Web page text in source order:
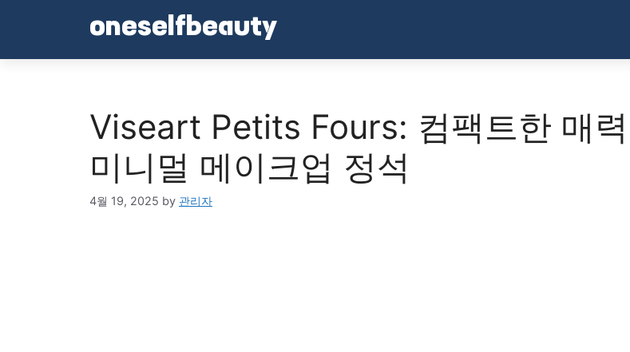
oneselfbeauty
Viseart Petits Fours: 컴팩트한 매
미니멀 메이크업 정석
4월 19, 2025 by 관리자